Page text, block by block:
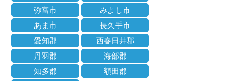
弥富市
みよし市
あま市
長久手市
愛知郡
西春日井郡
丹羽郡
海部郡
知多郡
額田郡